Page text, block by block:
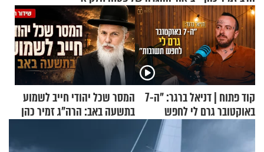
קוד פתוח | דניאל ברגר: "ה-7
באוקטובר גרם לי לחפש
המסר שכל יהודי חייב לשמוע
בתשעה באב: הרה"ג זמיר כהן